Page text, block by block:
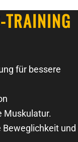
für bessere
Muskulatur.
Beweglichkeit und